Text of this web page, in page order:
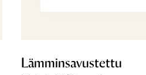
Lämminsavustettu